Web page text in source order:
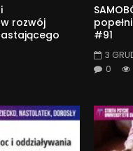
rozwój
#91
3
0